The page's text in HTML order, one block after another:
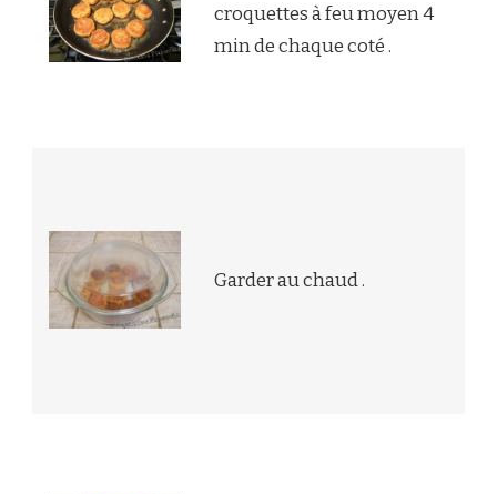
croquettes à feu moyen 4
min de chaque coté .
Garder au chaud .